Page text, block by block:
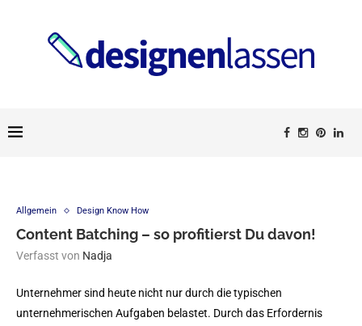
Allgemein Design Know How
Content Batching – so profitierst Du davon!
Verfasst von Nadja
Unternehmer sind heute nicht nur durch die typischen
unternehmerischen Aufgaben belastet. Durch das Erfordernis